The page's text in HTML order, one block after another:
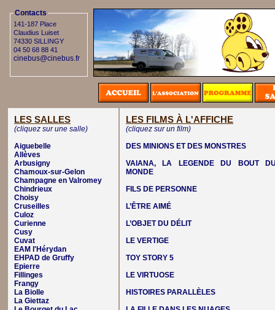
Contacts
141-187 Place
Claudius Luiset
74330 SILLINGY
04 50 68 88 41
cinebus@cinebus.fr
LES SALLES
(cliquez sur une salle)
Aiguebelle
Allèves
Arbusigny
Chamoux-sur-Gelon
Champagne en Valromey
Chindrieux
Choisy
Cruseilles
Culoz
Curienne
Cusy
Cuvat
EAM l'Hérydan
EHPAD de Gruffy
Epierre
Fillinges
Frangy
La Biolle
La Giettaz
LES FILMS À L'AFFICHE
(cliquez sur un film)
DES MINIONS ET DES MONSTRES
VAIANA, LA LEGENDE DU BOUT
MONDE
FILS DE PERSONNE
L’ÊTRE AIMÉ
L’OBJET DU DÉLIT
LE VERTIGE
TOY STORY 5
LE VIRTUOSE
HISTOIRES PARALLÈLES